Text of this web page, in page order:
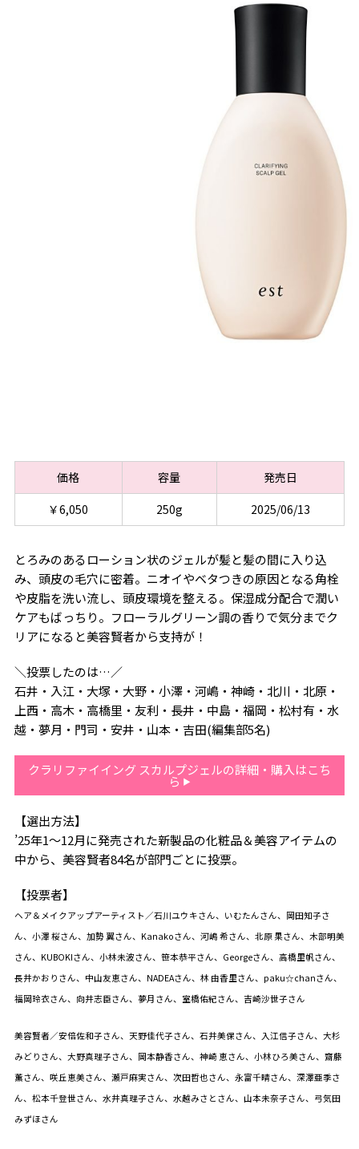
価格 容量
発売日
￥6,050
250g 2025/06/13
とろみのあるローション状のジェルが髪と髪の間に入り込
み、頭皮の毛穴に密着。ニオイやベタつきの原因となる角栓
や皮脂を洗い流し、頭皮環境を整える。保湿成分配合で潤い
ケアもばっちり。フローラルグリーン調の香りで気分までク
リアになると美容賢者から支持が！
＼投票したのは…／
石井・入江・大塚・大野・小澤・河嶋・神崎・北川・北原・
上西・高木・高橋里・友利・長井・中島・福岡・松村有・水
越・夢月・門司・安井・山本・吉田(編集部5名)
クラリファイイング スカルプジェルの詳細・購入はこち
ら
【選出方法】
’25年1〜12月に発売された新製品の化粧品＆美容アイテムの
中から、美容賢者84名が部門ごとに投票。
【投票者】
ヘア＆メイクアップアーティスト／石川ユウキさん、いむたんさん、岡田知子さ
ん、小澤 桜さん、加勢 翼さん、Kanakoさん、河嶋 希さん、北原 果さん、木部明美
さん、KUBOKIさん、小林未波さん、笹本恭平さん、Georgeさん、高橋里帆さん、
長井かおりさん、中山友恵さん、NADEAさん、林 由香里さん、paku☆chanさん、
福岡玲衣さん、向井志臣さん、夢月さん、室橋佑紀さん、吉崎沙世子さん
美容賢者／安倍佐和子さん、天野佳代子さん、石井美保さん、入江信子さん、大杉
みどりさん、大野真理子さん、岡本静香さん、神崎 恵さん、小林ひろ美さん、齋藤
薫さん、咲丘恵美さん、瀬戸麻実さん、次田哲也さん、永富千晴さん、深澤亜季さ
ん、松本千登世さん、水井真理子さん、水越みさとさん、山本未奈子さん、弓気田
みずほさん